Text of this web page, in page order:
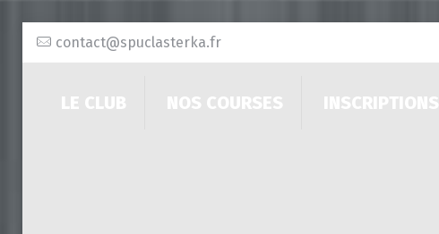
contact@spuclasterka.fr
LE CLUB NOS COURSES INSCRIPTIONS